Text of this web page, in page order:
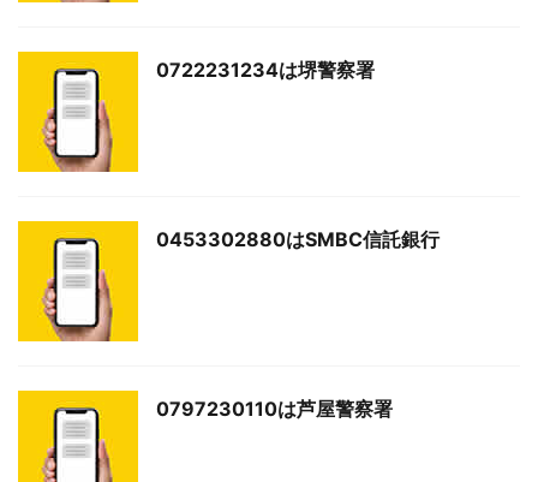
0722231234は堺警察署
0453302880はSMBC信託銀行
0797230110は芦屋警察署